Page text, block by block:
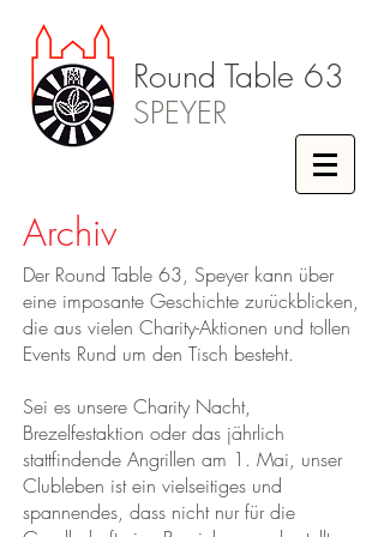
Round Table 63
SPEYER
Archiv
Der Round Table 63, Speyer kann über
eine imposante Geschichte zurückblicken,
die aus vielen Charity-Aktionen und tollen
Events Rund um den Tisch besteht.
Sei es unsere Charity Nacht,
Brezelfestaktion oder das jährlich
stattfindende Angrillen am 1. Mai, unser
Clubleben ist ein vielseitiges und
spannendes, dass nicht nur für die